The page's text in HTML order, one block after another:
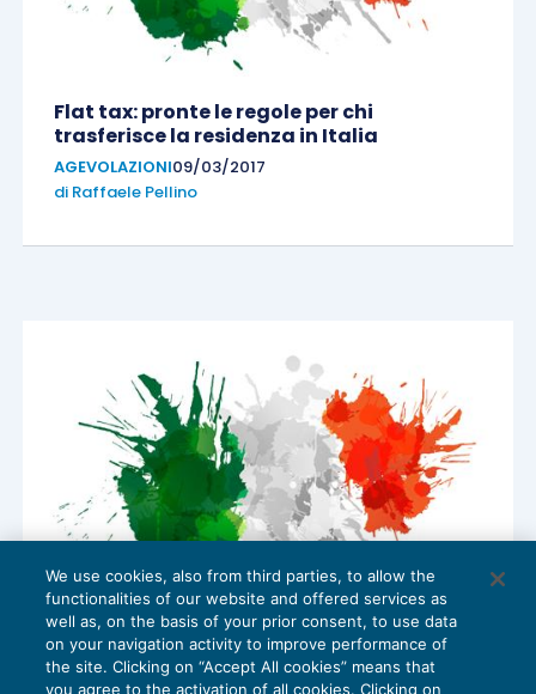
Flat tax: pronte le regole per chi
trasferisce la residenza in Italia
AGEVOLAZIONI09/03/2017
di Raffaele Pellino
Il regime tributario dei neo domiciliati
approda anche in Italia
We use cookies, also from third parties, to allow the
functionalities of our website and offered services as
well as, on the basis of your prior consent, to use data
on your navigation activity to improve performance of
the site. Clicking on “Accept All cookies” means that
you agree to the activation of all cookies. Clicking on